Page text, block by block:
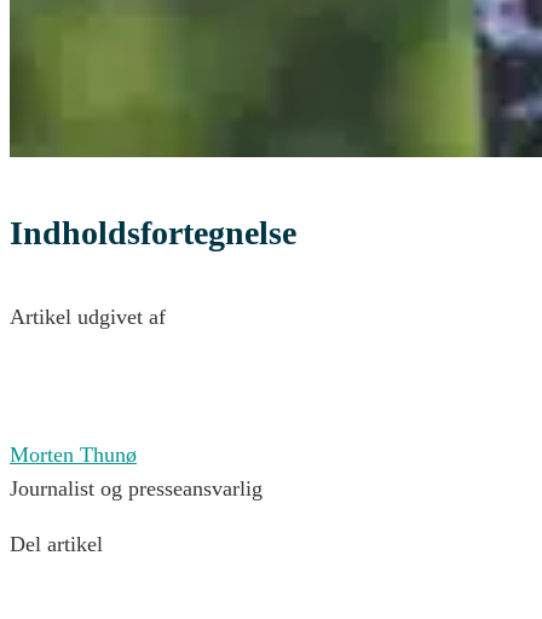
Indholdsfortegnelse
Artikel udgivet af
Morten Thunø
Journalist og presseansvarlig
Del artikel